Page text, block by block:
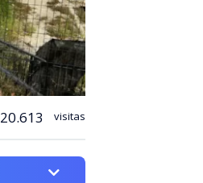
20.613 visitas